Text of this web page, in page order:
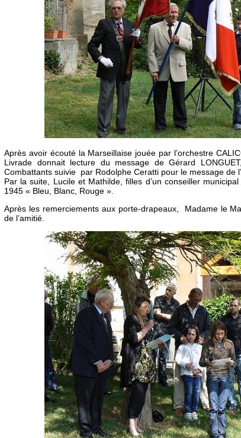
Après avoir écouté la Marseillaise jouée par l’orchestre
Livrade donnait lecture du message de Gérard
Combattants suivie par Rodolphe Ceratti pour le message de
Par la suite, Lucile et Mathilde, filles d’un conseiller
1945 « Bleu, Blanc, Rouge ».
Après les remerciements aux porte-drapeaux, Madame le
de l’amitié.